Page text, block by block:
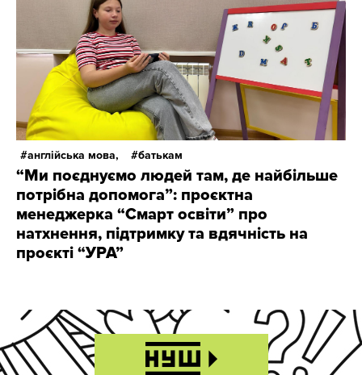
англійська мова, батькам
“Ми поєднуємо людей там, де найбільше
потрібна допомога”: проєктна
менеджерка “Смарт освіти” про
натхнення, підтримку та вдячність на
проєкті “УРА”